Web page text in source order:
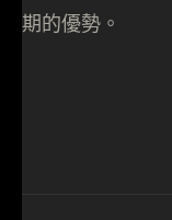
期的優勢。